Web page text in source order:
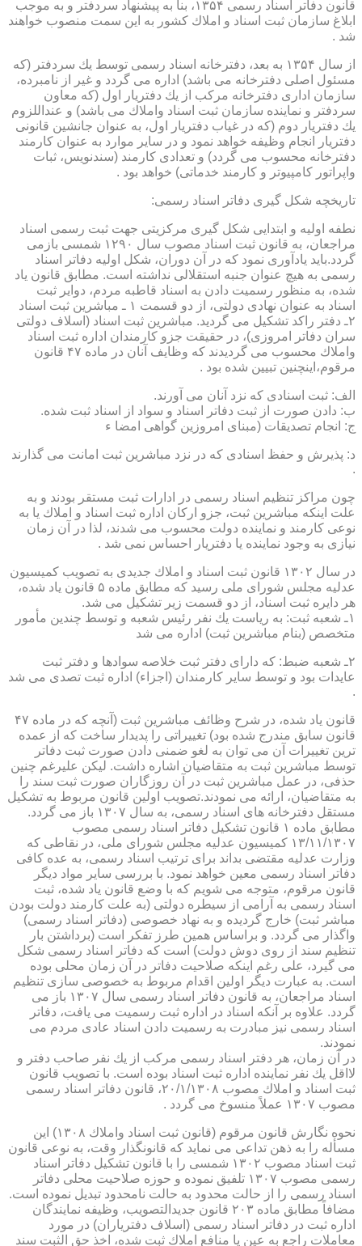
قانون دفاتر اسناد رسمی ۱۳۵۴، بنا به پیشنهاد سردفتر و به موجب
ابلاغ سازمان ثبت اسناد و املاك كشور به این سمت منصوب خواهند
شد .
از سال ۱۳۵۴ به بعد، دفترخانه اسناد رسمی توسط یك سردفتر (كه
مسئول اصلی دفترخانه می باشد) اداره می گردد و غیر از نامبرده،
سازمان اداری دفترخانه مركب از یك دفتریار اول (كه معاون
سردفتر و نماینده سازمان ثبت اسناد واملاك می باشد) و عنداللزوم
یك دفتریار دوم (كه در غیاب دفتریار اول، به عنوان جانشین قانونی
دفتریار انجام وظیفه خواهد نمود و در سایر موارد به عنوان كارمند
دفترخانه محسوب می گردد) و تعدادی كارمند (سندنویس، ثبات
واپراتور كامپیوتر و كارمند خدماتی) خواهد بود .
تاریخچه شكل گیری دفاتر اسناد رسمی:
نطفه اولیه و ابتدایی شكل گیری مركزیتی جهت ثبت رسمی اسناد
مراجعان، به قانون ثبت اسناد مصوب سال ۱۲۹۰ شمسی بازمی
گردد.باید یادآوری نمود كه در آن دوران، شكل اولیه دفاتر اسناد
رسمی به هیچ عنوان جنبه استقلالی نداشته است. مطابق قانون یاد
شده، به منظور رسمیت دادن به اسناد قاطبه مردم، دوایر ثبت
اسناد به عنوان نهادی دولتی، از دو قسمت ۱ ـ مباشرین ثبت اسناد
۲ـ دفتر راكد تشكیل می گردید. مباشرین ثبت اسناد (اسلاف دولتی
سران دفاتر امروزی)، در حقیقت جزو كارمندان اداره ثبت اسناد
واملاك محسوب می گردیدند كه وظایف آنان در ماده ۴۷ قانون
مرقوم،اینچنین تبیین شده بود .
الف: ثبت اسنادی كه نزد آنان می آورند.
ب: دادن صورت از ثبت دفاتر اسناد و سواد از اسناد ثبت شده.
ج: انجام تصدیقات (مبنای امروزین گواهی امضا ء
د: پذیرش و حفظ اسنادی كه در نزد مباشرین ثبت امانت می گذارند
.
چون مراكز تنظیم اسناد رسمی در ادارات ثبت مستقر بودند و به
علت اینكه مباشرین ثبت، جزو اركان اداره ثبت اسناد و املاك یا به
نوعی كارمند و نماینده دولت محسوب می شدند، لذا در آن زمان
نیازی به وجود نماینده یا دفتریار احساس نمی شد .
در سال ۱۳۰۲ قانون ثبت اسناد و املاك جدیدی به تصویب كمیسیون
عدلیه مجلس شورای ملی رسید كه مطابق ماده ۵ قانون یاد شده،
هر دایره ثبت اسناد، از دو قسمت زیر تشكیل می شد.
۱ـ شعبه ثبت: به ریاست یك نفر رئیس شعبه و توسط چندین مأمور
متخصص (بنام مباشرین ثبت) اداره می شد
۲ـ شعبه ضبط: كه دارای دفتر ثبت خلاصه سوادها و دفتر ثبت
عایدات بود و توسط سایر كارمندان (اجزاء) اداره ثبت تصدی می شد
.
قانون یاد شده، در شرح وظائف مباشرین ثبت (آنچه كه در ماده ۴۷
قانون سابق مندرج شده بود) تغییراتی را پدیدار ساخت كه از عمده
ترین تغییرات آن می توان به لغو ضمنی دادن صورت ثبت دفاتر
توسط مباشرین ثبت به متقاضیان اشاره داشت. لیكن علیرغم چنین
حذفی، در عمل مباشرین ثبت در آن روزگاران صورت ثبت سند را
به متقاضیان، ارائه می نمودند.تصویب اولین قانون مربوط به تشكیل
مستقل دفترخانه های اسناد رسمی، به سال ۱۳۰۷ باز می گردد.
مطابق ماده ۱ قانون تشكیل دفاتر اسناد رسمی مصوب
۱۳/۱۱/۱۳۰۷ كمیسیون عدلیه مجلس شورای ملی، در نقاطی كه
وزارت عدلیه مقتضی بداند برای ترتیب اسناد رسمی، به عده كافی
دفاتر اسناد رسمی معین خواهد نمود. با بررسی سایر مواد دیگر
قانون مرقوم، متوجه می شویم كه با وضع قانون یاد شده، ثبت
اسناد رسمی به آرامی از سیطره دولتی (به علت كارمند دولت بودن
مباشر ثبت) خارج گردیده و به نهاد خصوصی (دفاتر اسناد رسمی)
واگذار می گردد. و براساس همین طرز تفكر است (برداشتن بار
تنظیم سند از روی دوش دولت) است كه دفاتر اسناد رسمی شكل
می گیرد، علی رغم اینكه صلاحیت دفاتر در آن زمان محلی بوده
است. به عبارت دیگر اولین اقدام مربوط به خصوصی سازی تنظیم
اسناد مراجعان، به قانون دفاتر اسناد رسمی سال ۱۳۰۷ باز می
گردد. علاوه بر آنكه اسناد در اداره ثبت رسمیت می یافت، دفاتر
اسناد رسمی نیز مبادرت به رسمیت دادن اسناد عادی مردم می
نمودند.
در آن زمان، هر دفتر اسناد رسمی مركب از یك نفر صاحب دفتر و
لااقل یك نفر نماینده اداره ثبت اسناد بوده است. با تصویب قانون
ثبت اسناد و املاك مصوب ۲۰/۱/۱۳۰۸، قانون دفاتر اسناد رسمی
مصوب ۱۳۰۷ عملاً منسوخ می گردد .
نحوه نگارش قانون مرقوم (قانون ثبت اسناد واملاك ۱۳۰۸) این
مسأله را به ذهن تداعی می نماید كه قانونگذار وقت، به نوعی قانون
ثبت اسناد مصوب ۱۳۰۲ شمسی را با قانون تشكیل دفاتر اسناد
رسمی مصوب ۱۳۰۷ تلفیق نموده و حوزه صلاحیت محلی دفاتر
اسناد رسمی را از حالت محدود به حالت نامحدود تبدیل نموده است.
مضافاً مطابق ماده ۲۰۳ قانون جدیدالتصویب، وظیفه نمایندگان
اداره ثبت در دفاتر اسناد رسمی (اسلاف دفتریاران) در مورد
معاملات راجع به عین یا منافع املاك ثبت شده، اخذ حق الثبت سند